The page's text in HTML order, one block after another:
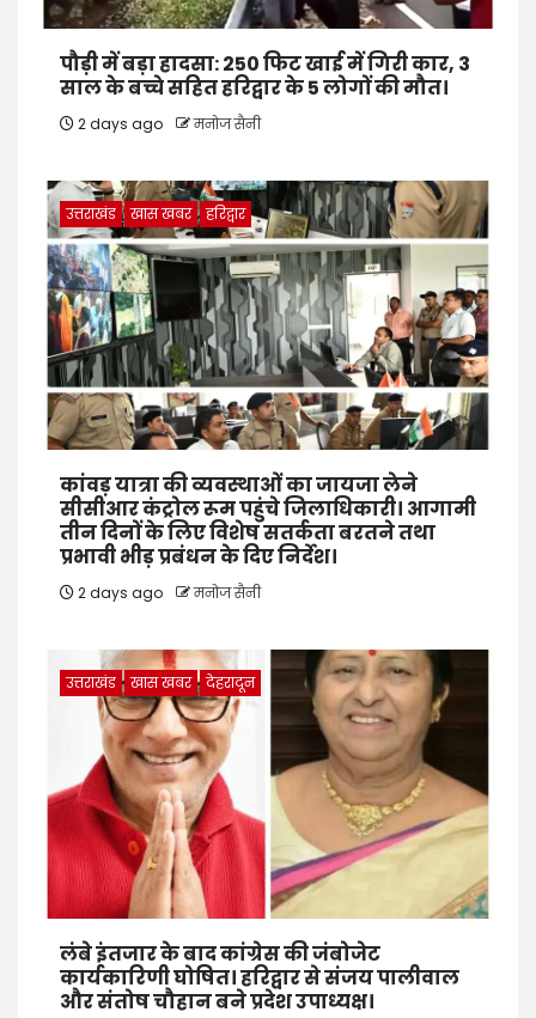
पौड़ी में बड़ा हादसा: 250 फिट खाई में गिरी कार, 3
साल के बच्चे सहित हरिद्वार के 5 लोगों की मौत।
2 days ago मनोज सैनी
उत्तराखंड खास खबर हरिद्वार
कांवड़ यात्रा की व्यवस्थाओं का जायजा लेने
सीसीआर कंट्रोल रूम पहुंचे जिलाधिकारी। आगामी
तीन दिनों के लिए विशेष सतर्कता बरतने तथा
प्रभावी भीड़ प्रबंधन के दिए निर्देश।
2 days ago मनोज सैनी
उत्तराखंड खास खबर देहरादून
लंबे इंतजार के बाद कांग्रेस की जंबोजेट
कार्यकारिणी घोषित। हरिद्वार से संजय पालीवाल
और संतोष चौहान बने प्रदेश उपाध्यक्ष।